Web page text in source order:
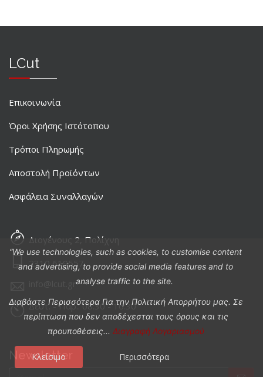
LCut
Επικοινωνία
Όροι Χρήσης Ιστότοπου
Τρόποι Πληρωμής
Αποστολή Προϊόντων
Ασφάλεια Συναλλαγών
Διογένους 2, Πολίχνη
2310 619557
info@lcut.gr
Δευτ. - Παρ.: 08:30 - 16:30
Newsletter
“We use technologies, such as cookies, to customise content
and advertising, to provide social media features and to
analyse traffic to the site.
Διαβάστε Περισσότερα Για την Πολιτική Απορρήτου μας. Σε
περίπτωση που δεν αποδέχεσται τους όρους και τις
προυποθέσεις... Διαγραφή Λογαριασμού
Κλείσιμο Περισσότερα